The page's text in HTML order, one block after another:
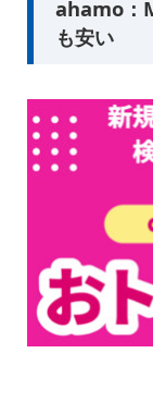
ahamo：
も安い